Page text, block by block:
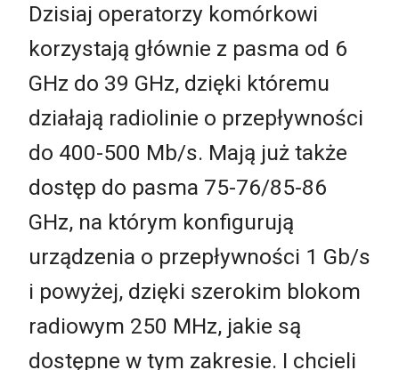
Dzisiaj operatorzy komórkowi
korzystają głównie z pasma od 6
GHz do 39 GHz, dzięki któremu
działają radiolinie o przepływności
do 400-500 Mb/s. Mają już także
dostęp do pasma 75-76/85-86
GHz, na którym konfigurują
urządzenia o przepływności 1 Gb/s
i powyżej, dzięki szerokim blokom
radiowym 250 MHz, jakie są
dostępne w tym zakresie. I chcieli